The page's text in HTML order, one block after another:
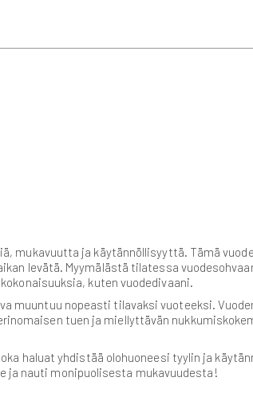
mukavuutta ja käytännöllisyyttä. Tämä
levätä. Myymälästä tilatessa
kuten vuodedivaani.
muuntuu nopeasti tilavaksi vuoteeksi.
tuen ja miellyttävän
haluat yhdistää olohuoneesi tyylin ja
ja nauti monipuolisesta mukavuudesta!